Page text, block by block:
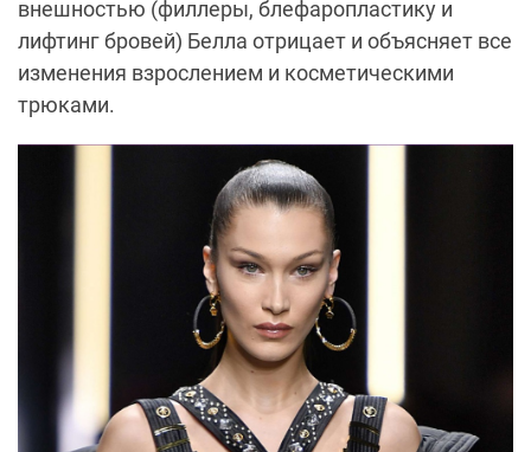
внешностью (филлеры, блефаропластику и
лифтинг бровей) Белла отрицает и объясняет все
изменения взрослением и косметическими
трюками.